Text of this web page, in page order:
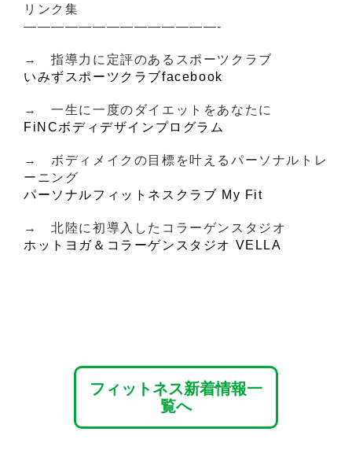
リンク集
——————————————-
→ 指導力に定評のあるスポーツクラブ
いみずスポーツクラブfacebook
→ 一生に一度のダイエットをあなたに
FiNCボディデザインプログラム
→ ボディメイクの目標を叶えるパーソナルトレ
ーニング
パーソナルフィットネスクラブ My Fit
→ 北陸に初導入したコラーゲンスタジオ
ホットヨガ＆コラーゲンスタジオ VELLA
フィットネス新着情報一
覧へ